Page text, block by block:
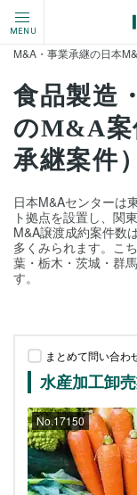
MENU
M&A・事業承継の日本
食品製造
のM&A案
承継案件）
日本M&Aセンターは
ト拠点を設置し、関
M&A譲渡成約案件数
多くみられます。こ
葉・栃木・茨城・群
す。
まとめて問い合わ
水産加工卸
No.17150